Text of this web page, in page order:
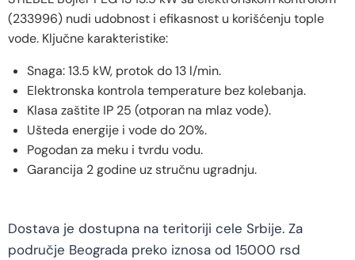
(233996) nudi udobnost i efikasnost u korišćenju tople
vode. Ključne karakteristike:
Snaga: 13.5 kW, protok do 13 l/min.
Elektronska kontrola temperature bez kolebanja.
Klasa zaštite IP 25 (otporan na mlaz vode).
Ušteda energije i vode do 20%.
Pogodan za meku i tvrdu vodu.
Garancija 2 godine uz stručnu ugradnju.
Dostava je dostupna na teritoriji cele Srbije. Za
područje Beograda preko iznosa od 15000 rsd